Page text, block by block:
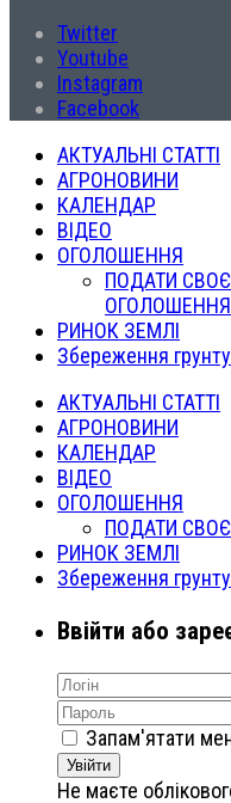
Twitter
Youtube
Instagram
Facebook
АКТУАЛЬНІ СТАТТІ
АГРОНОВИНИ
КАЛЕНДАР
ВІДЕО
ОГОЛОШЕННЯ
ПОДАТИ СВОЄ
ОГОЛОШЕННЯ
РИНОК ЗЕМЛІ
Збереження грунту
АКТУАЛЬНІ СТАТТІ
АГРОНОВИНИ
КАЛЕНДАР
ВІДЕО
ОГОЛОШЕННЯ
ПОДАТИ
РИНОК ЗЕМЛІ
Збереження грунту
Ввійти або
Запам'ятати
Увійти
Не маєте